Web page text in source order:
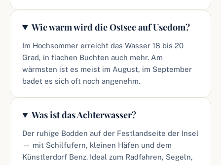
Wie warm wird die Ostsee auf Usedom?
Im Hochsommer erreicht das Wasser 18 bis 20
Grad, in flachen Buchten auch mehr. Am
wärmsten ist es meist im August, im September
badet es sich oft noch angenehm.
Was ist das Achterwasser?
Der ruhige Bodden auf der Festlandseite der Insel
— mit Schilfufern, kleinen Häfen und dem
Künstlerdorf Benz. Ideal zum Radfahren, Segeln,